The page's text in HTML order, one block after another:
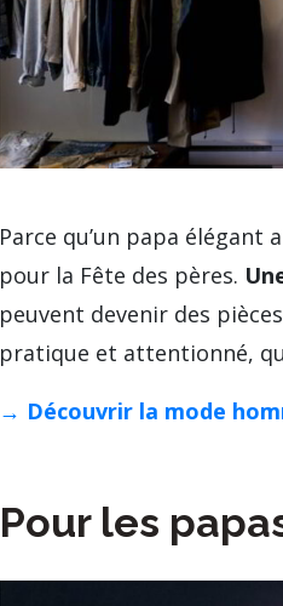
Parce qu’un papa
pour la Fête des pères.
peuvent devenir des
pratique et attentionné,
→ Découvrir la mode
Pour les